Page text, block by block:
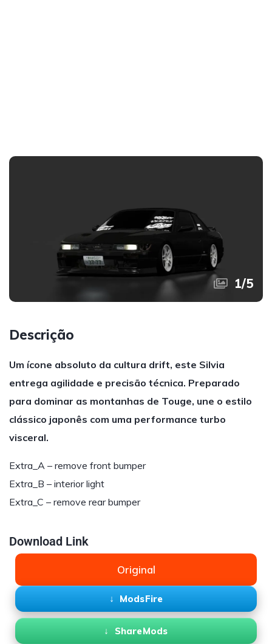
1/5
Descrição
Um ícone absoluto da cultura drift, este Silvia
entrega agilidade e precisão técnica. Preparado
para dominar as montanhas de Touge, une o estilo
clássico japonês com uma performance turbo
visceral.
Extra_A – remove front bumper
Extra_B – interior light
Extra_C – remove rear bumper
Download Link
Original
ModsFire
ShareMods